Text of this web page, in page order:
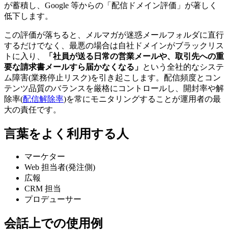
が蓄積し、Google 等からの「配信ドメイン評価」が著しく
低下します。
この評価が落ちると、メルマガが迷惑メールフォルダに直行
するだけでなく、最悪の場合は自社ドメインがブラックリス
トに入り、
「社員が送る日常の営業メールや、取引先への重
要な請求書メールすら届かなくなる」 という全社的なシステ
ム障害(業務停止リスク)を引き起こします。配信頻度とコン
テンツ品質のバランスを厳格にコントロールし、開封率や解
除率(配信解除率)を常にモニタリングすることが運用者の最
大の責任です。
言葉をよく利用する人
マーケター
Web 担当者(発注側)
広報
CRM 担当
プロデューサー
会話上での使用例